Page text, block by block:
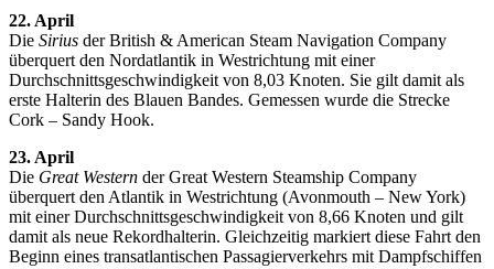
22. April
Die Sirius der British & American Steam Navigation Company
überquert den Nordatlantik in Westrichtung mit einer
Durchschnittsgeschwindigkeit von 8,03 Knoten. Sie gilt damit als
erste Halterin des Blauen Bandes. Gemessen wurde die Strecke
Cork – Sandy Hook.
23. April
Die Great Western der Great Western Steamship Company
überquert den Atlantik in Westrichtung (Avonmouth – New York)
mit einer Durchschnittsgeschwindigkeit von 8,66 Knoten und gilt
damit als neue Rekordhalterin. Gleichzeitig markiert diese Fahrt den
Beginn eines transatlantischen Passagierverkehrs mit Dampfschiffen